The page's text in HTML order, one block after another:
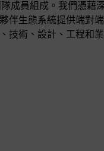
成員組成。我們憑藉
伴生態系統提供端對
技術、設計、工程和